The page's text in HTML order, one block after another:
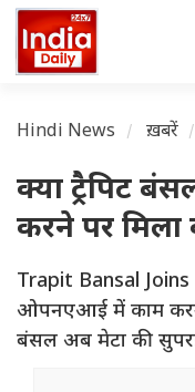
Hindi News ख़बरें
क्या ट्रैपिट
करने पर मिला
Trapit Bansal
ओपनएआई में काम करने
बंसल अब मेटा की